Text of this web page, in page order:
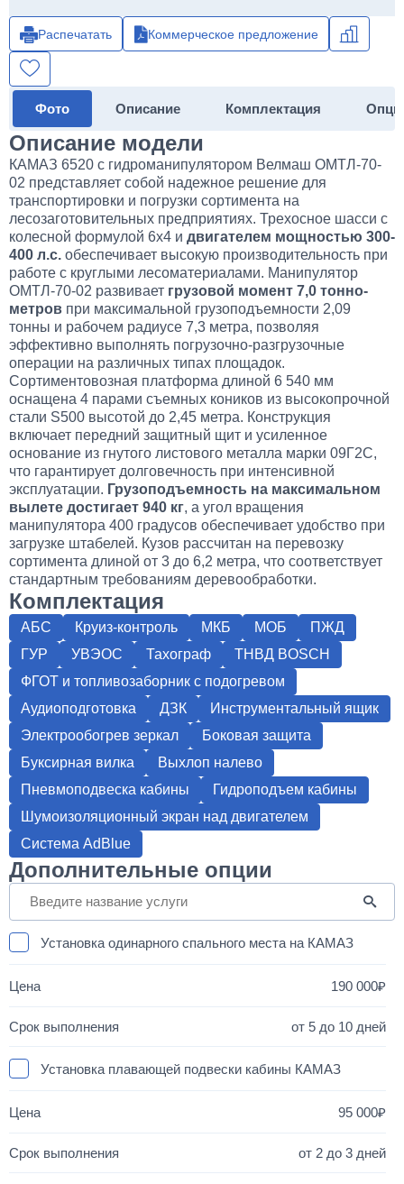
Распечатать Коммерческое предложение
Фото Описание Комплектация
Описание модели
КАМАЗ 6520 с гидроманипулятором Велмаш ОМТЛ-70-
02 представляет собой надежное решение для
транспортировки и погрузки сортимента на
лесозаготовительных предприятиях. Трехосное шасси с
колесной формулой 6х4 и двигателем мощностью 300-
400 л.с. обеспечивает высокую производительность при
работе с круглыми лесоматериалами. Манипулятор
ОМТЛ-70-02 развивает грузовой момент 7,0 тонно-
метров при максимальной грузоподъемности 2,09
тонны и рабочем радиусе 7,3 метра, позволяя
эффективно выполнять погрузочно-разгрузочные
операции на различных типах площадок.
Сортиментовозная платформа длиной 6 540 мм
оснащена 4 парами съемных коников из высокопрочной
стали S500 высотой до 2,45 метра. Конструкция
включает передний защитный щит и усиленное
основание из гнутого листового металла марки 09Г2С,
что гарантирует долговечность при интенсивной
эксплуатации. Грузоподъемность на максимальном
вылете достигает 940 кг, а угол вращения
манипулятора 400 градусов обеспечивает удобство при
загрузке штабелей. Кузов рассчитан на перевозку
сортимента длиной от 3 до 6,2 метра, что соответствует
стандартным требованиям деревообработки.
Комплектация
АБС Круиз-контроль МКБ МОБ
ПЖД
ГУР
УВЭОС Тахограф
ТНВД BOSCH
ФГОТ и топливозаборник с подогревом
Аудиоподготовка
ДЗК
Инструментальный ящик
Электрообогрев зеркал
Боковая защита
Буксирная вилка
Выхлоп налево
Пневмоподвеска кабины
Гидроподъем кабины
Шумоизоляционный экран над двигателем
Система AdBlue
Дополнительные опции
Установка одинарного спального места на КАМАЗ
190 000
от 5 до 10 дней
Установка плавающей подвески кабины КАМАЗ
95 000
от 2 до 3 дней